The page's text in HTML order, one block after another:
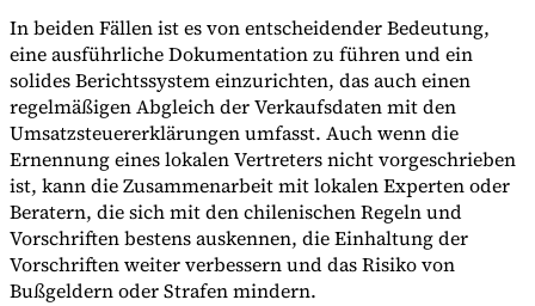
In beiden Fällen ist es von entscheidender Bedeutung,
eine ausführliche Dokumentation zu führen und ein
solides Berichtssystem einzurichten, das auch einen
regelmäßigen Abgleich der Verkaufsdaten mit den
Umsatzsteuererklärungen umfasst. Auch wenn die
Ernennung eines lokalen Vertreters nicht vorgeschrieben
ist, kann die Zusammenarbeit mit lokalen Experten oder
Beratern, die sich mit den chilenischen Regeln und
Vorschriften bestens auskennen, die Einhaltung der
Vorschriften weiter verbessern und das Risiko von
Bußgeldern oder Strafen mindern.